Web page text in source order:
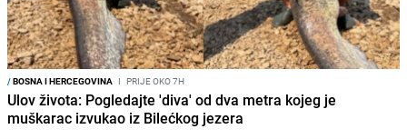
/BOSNA I HERCEGOVINA I PRIJE OKO 7H
Ulov života: Pogledajte 'diva' od dva metra kojeg je
muškarac izvukao iz Bilećkog jezera